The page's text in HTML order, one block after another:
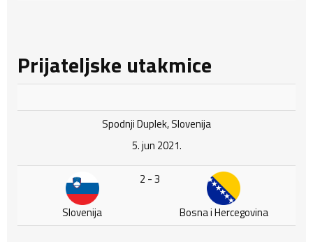
Prijateljske utakmice
Spodnji Duplek, Slovenija
5. jun 2021.
Slovenija
2 - 3
Bosna i Hercegovina